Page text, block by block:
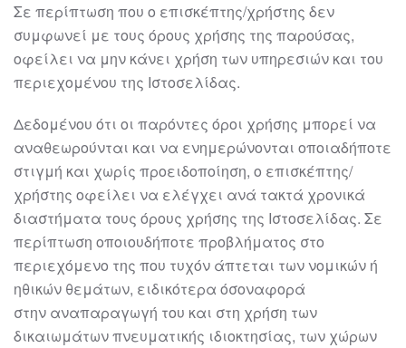
Σε περίπτωση που ο επισκέπτης/χρήστης δεν
συμφωνεί με τους όρους χρήσης της παρούσας,
οφείλει να μην κάνει χρήση των υπηρεσιών και του
περιεχομένου της Ιστοσελίδας.
Δεδομένου ότι οι παρόντες όροι χρήσης μπορεί να
αναθεωρούνται και να ενημερώνονται οποιαδήποτε
στιγμή και χωρίς προειδοποίηση, ο επισκέπτης/
χρήστης οφείλει να ελέγχει ανά τακτά χρονικά
διαστήματα τους όρους χρήσης της Ιστοσελίδας. Σε
περίπτωση οποιουδήποτε προβλήματος στο
περιεχόμενο της που τυχόν άπτεται των νομικών ή
ηθικών θεμάτων, ειδικότερα όσοναφορά
στην αναπαραγωγή του και στη χρήση των
δικαιωμάτων πνευματικής ιδιοκτησίας, των χώρων